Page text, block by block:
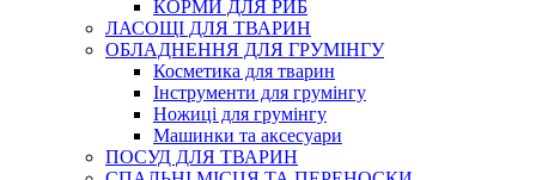
КОРМИ ДЛЯ РИБ
ЛАСОЩІ ДЛЯ ТВАРИН
ОБЛАДНЕННЯ ДЛЯ ГРУМІНГУ
Косметика для тварин
Інструменти для грумінгу
Ножиці для грумінгу
Машинки та аксесуари
ПОСУД ДЛЯ ТВАРИН